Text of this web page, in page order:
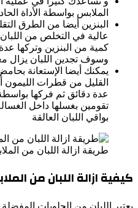
الملابس بواسطة الأداة
البنزين أيضا من الطرق
عالية في التخلص من
كمية من البنزين وتركها
وسوف تجدين اللبان يزال
يمكنك أيضا الإستعانة
القليل من قطرات الليمون
عدة دقائق ثم فركها
تقومين بغسلها داخل
بواقي اللبان العالقة
طريقة ازالة اللبان من
كيفية ازالة اللبان من
يعتبر اللبان من الحلويات